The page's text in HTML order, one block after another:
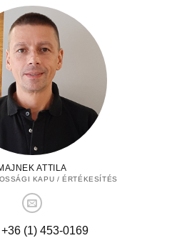
ATTILA
KAPU / ÉRTÉKESÍTÉS
+36 (1) 453-0169